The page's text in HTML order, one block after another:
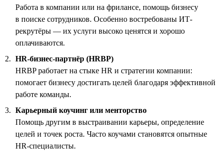
Работа в компании или на фрилансе, помощь бизнесу
в поиске сотрудников. Особенно востребованы ИТ-
рекрутёры — их услуги высоко ценятся и хорошо
оплачиваются.
HR-бизнес-партнёр (HRBP)
HRBP работает на стыке HR и стратегии компании:
помогает бизнесу достигать целей благодаря эффективной
работе команды.
Карьерный коучинг или менторство
Помощь другим в выстраивании карьеры, определение
целей и точек роста. Часто коучами становятся опытные
HR-специалисты.